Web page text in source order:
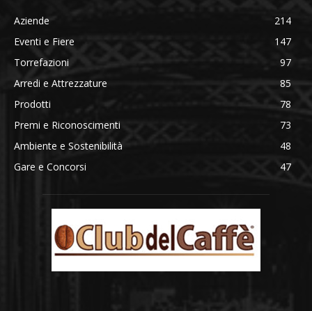
Aziende
214
Eventi e Fiere
147
Torrefazioni
97
Arredi e Attrezzature
85
Prodotti
78
Premi e Riconoscimenti
73
Ambiente e Sostenibilità
48
Gare e Concorsi
47